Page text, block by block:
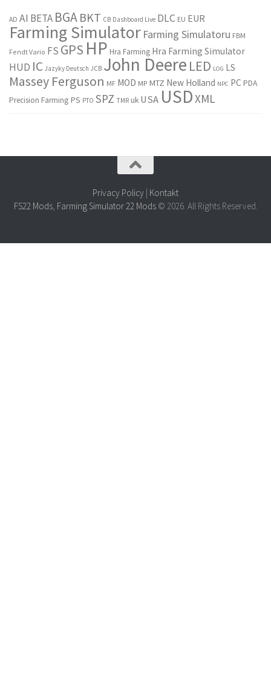
AD AI BETA BGABKT CB Dashboard Live DLC EU EUR
Farming Simulator Farming Simulatoru FBM
Fendt Vario FS GPS HP Hra Farming Hra Farming Simulator
HUD IC Jazyky Deutsch JCB John Deere LED LOG LS
Massey Ferguson MF MOD MP MTZ New Holland NPC PC PDA
Precision Farming PS PTO SPZ TMR uk USA USDXML
Privacy Policy | Kontakt
FS22 Mods, Farming Simulator 22 Mods© 2026. All Rights Reserved.